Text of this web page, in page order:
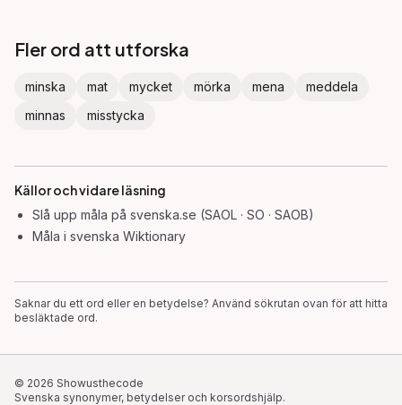
Fler ord att utforska
minska mat mycket mörka mena
meddela
minnas
misstycka
Källor och vidare läsning
Slå upp måla på svenska.se (SAOL · SO · SAOB)
Måla i svenska Wiktionary
Saknar du ett ord eller en betydelse? Använd sökrutan ovan för att hitta
besläktade ord.
© 2026 Showusthecode
Svenska synonymer, betydelser och korsordshjälp.